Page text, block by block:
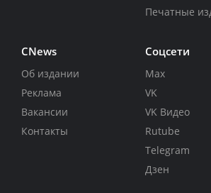
Печатные
CNews
Об издании
Реклама
Вакансии
Контакты
Соцсети
Max
VK
VK Видео
Rutube
Telegram
Дзен